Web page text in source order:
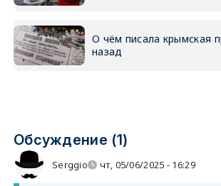
О чём писала крымская
назад
Обсуждение (1)
Serggio чт, 05/06/2025 - 16:29